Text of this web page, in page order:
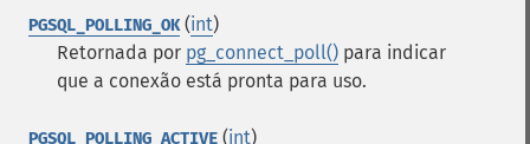
PGSQL_POLLING_OK(int)
Retornada por pg_connect_poll() para indicar
que a conexão está pronta para uso.
PGSQL_POLLING_ACTIVE (int)